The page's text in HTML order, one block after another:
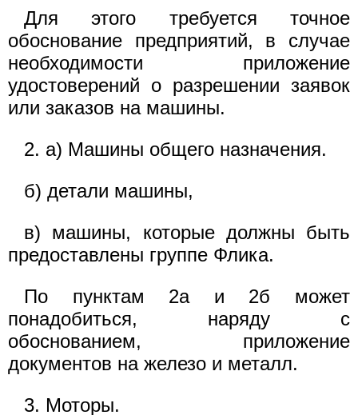
Для этого требуется точное
обоснование предприятий, в случае
необходимости приложение
удостоверений о разрешении заявок
или заказов на машины.
2. а) Машины общего назначения.
б) детали машины,
в) машины, которые должны быть
предоставлены группе Флика.
По пунктам 2а и 2б может
понадобиться, наряду с
обоснованием, приложение
документов на железо и металл.
3. Моторы.